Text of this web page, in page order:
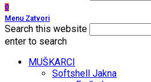
0
Menu Zatvori
Search this website
enter to search
MUŠKARCI
Softshell Jakna